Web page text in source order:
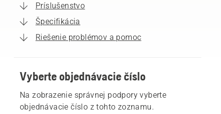
Príslušenstvo
Špecifikácia
Riešenie problémov a pomoc
Vyberte objednávacie číslo
Na zobrazenie správnej podpory vyberte
objednávacie číslo z tohto zoznamu.